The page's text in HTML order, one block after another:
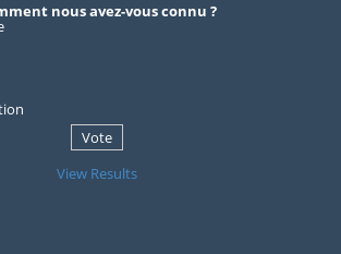
nous avez-vous connu ?
View Results